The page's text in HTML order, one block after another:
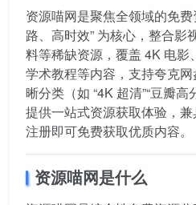
资源喵网是聚焦全领域的免
路、高时效” 为核心，整合影
料等稀缺资源，覆盖 4K 电影
学术教程等内容，支持夸克
晰分类（如 “4K 超清”“豆瓣
提供一站式资源获取体验，
注册即可免费获取优质内容。
资源喵网是什么